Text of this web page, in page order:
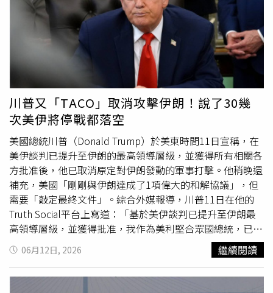
對伊朗進行的打擊和轟炸」，消息發布後，美股隨即上漲。
他還補充：「對伊朗的海軍封鎖將持續執行，直到這項協議
正式完成為止。簽署的時間與地點將很快公布。」在川普宣
布相關消息後，西德州中級原油（WTI）期貨下跌2.58%，
收於每桶87.71美元。布蘭特原油（Brent Crude）期貨則重
挫2.92%，收於每桶90.38美元。2項油價指標在收盤後仍持
續走低。在上述言論發布前，市場情緒一度相當緊張。此
前，川普在另一篇「真實社群」貼文中威脅，美國將於「今
晚對伊朗展開非常猛烈的打擊」川普當時還聲稱：「在不久
的將來，我們將接管哈爾克島（Kharg Island）以及其他石
油基礎設施據點，並全面掌控伊朗的石油與天然氣市場。」
對此，美國投資顧問公司「Globalt Investments」資深投
資組合經理馬丁（Thomas Martin）表示：「市場似乎並未
因西亞衝突而受到太大影響。目前公布的通膨報告顯示，較
高的油價並未真正傳導至其他領域，因此經濟基本面依然相
當穩健。整體而言，對市場來說大致仍維持原有狀態。」美
國勞工統計局（Bureau of Labor Statistics）11日公布，5
月生產者物價指數（PPI）上升1.1%，這高於《道瓊》
（Dow Jones）調查經濟學家原先預估的0.7%。不過，剔
川普又「TACO」取消攻擊伊朗！說了30幾
次美伊將停戰都落空
美國總統川普（Donald Trump）於美東時間11日宣稱，在
美伊談判已提升至伊朗的最高領導層級，並獲得所有相關各
方批准後，他已取消原定對伊朗發動的軍事打擊。他稍晚還
補充，美國「剛剛與伊朗達成了1項偉大的和解協議」，但
需要「敲定最終文件」。綜合外媒報導，川普11日在他的
Truth Social平台上寫道：「基於美伊談判已提升至伊朗最
高領導層級，並獲得批准，我作為美利堅合眾國總統，已取
消原定今晚對伊朗實施的打擊與轟炸行動。」川普稍後在橢
圓形辦公室也聲稱，他預計將在「未來幾天內」簽署協議，
最快可能於本週末簽署，而簽署地點可能位於歐洲。然而，
06月12日, 2026 繼續閱讀